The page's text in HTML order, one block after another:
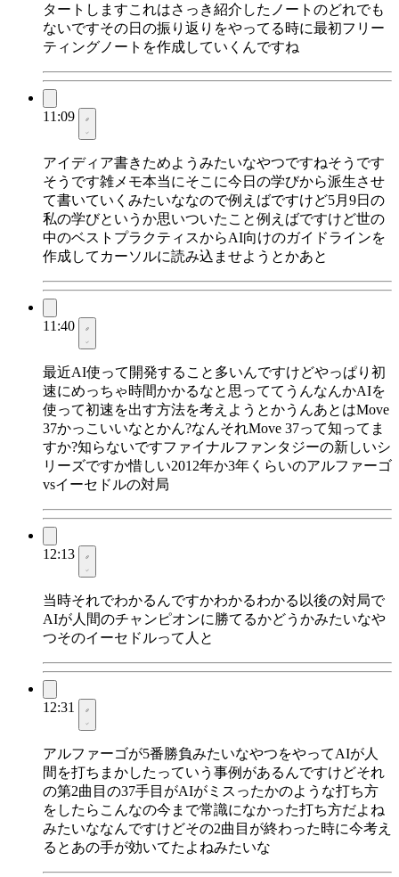
タートしますこれはさっき紹介したノートのどれでも
ないですその日の振り返りをやってる時に最初フリー
ティングノートを作成していくんですね
11:09
アイディア書きためようみたいなやつですねそうです
そうです雑メモ本当にそこに今日の学びから派生させ
て書いていくみたいななので例えばですけど5月9日の
私の学びというか思いついたこと例えばですけど世の
中のベストプラクティスからAI向けのガイドラインを
作成してカーソルに読み込ませようとかあと
11:40
最近AI使って開発すること多いんですけどやっぱり初
速にめっちゃ時間かかるなと思っててうんなんかAIを
使って初速を出す方法を考えようとかうんあとはMove
37かっこいいなとかん?なんそれMove 37って知ってま
すか?知らないですファイナルファンタジーの新しいシ
リーズですか惜しい2012年か3年くらいのアルファーゴ
vsイーセドルの対局
12:13
当時それでわかるんですかわかるわかる以後の対局で
AIが人間のチャンピオンに勝てるかどうかみたいなや
つそのイーセドルって人と
12:31
アルファーゴが5番勝負みたいなやつをやってAIが人
間を打ちまかしたっていう事例があるんですけどそれ
の第2曲目の37手目がAIがミスったかのような打ち方
をしたらこんなの今まで常識になかった打ち方だよね
みたいななんですけどその2曲目が終わった時に今考え
るとあの手が効いてたよねみたいな